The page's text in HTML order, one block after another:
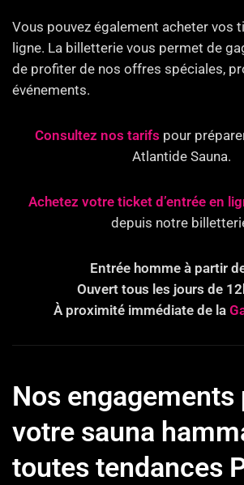
Vous pouvez également acheter vos
ligne. La billetterie vous permet de
de profiter de nos offres spéciales,
événements.
Consultez nos tarifs pour
Atlantide Sauna.
Achetez votre ticket d’entrée en
depuis notre
Entrée homme à partir
Ouvert tous les jours de
À proximité immédiate de la
Nos engagements
votre sauna
toutes tendances